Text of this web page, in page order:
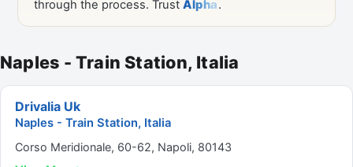
Naples - Train Station, Italia
Drivalia Uk
Naples - Train Station, Italia
Corso Meridionale, 60-62, Napoli, 80143